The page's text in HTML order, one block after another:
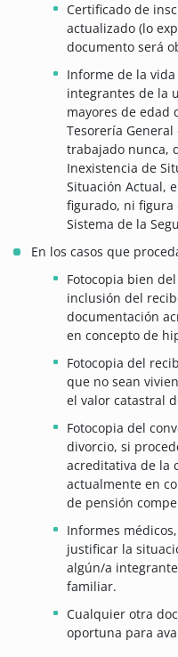
Certificado de
actualizado (lo
documento será
Informe de la
integrantes de la
mayores de edad
Tesorería General
trabajado nunca,
Inexistencia de
Situación Actual,
figurado, ni figura
Sistema de la
En los casos que
Fotocopia bien
inclusión del
documentación
en concepto de
Fotocopia del
que no sean
el valor catastral
Fotocopia del
divorcio, si
acreditativa de la
actualmente en
de pensión
Informes
justificar la
algún/a
familiar.
Cualquier otra
oportuna para